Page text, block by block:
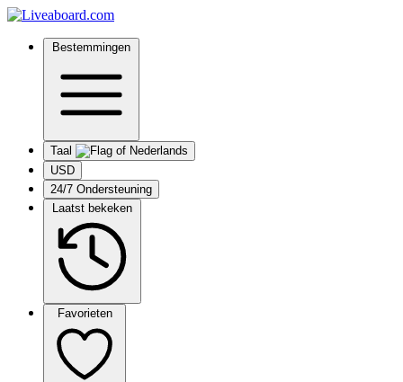
Bestemmingen
Taal
USD
24/7 Ondersteuning
Laatst bekeken
Favorieten